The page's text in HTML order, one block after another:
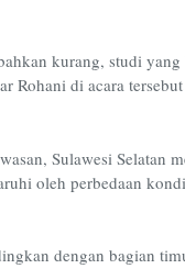
kurang, studi
Rohani di acara
Sulawesi Selatan
oleh perbedaan
dengan bagian